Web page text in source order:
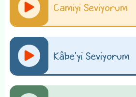
Camiyi Seviyorum
Kâbe'yi Seviyorum